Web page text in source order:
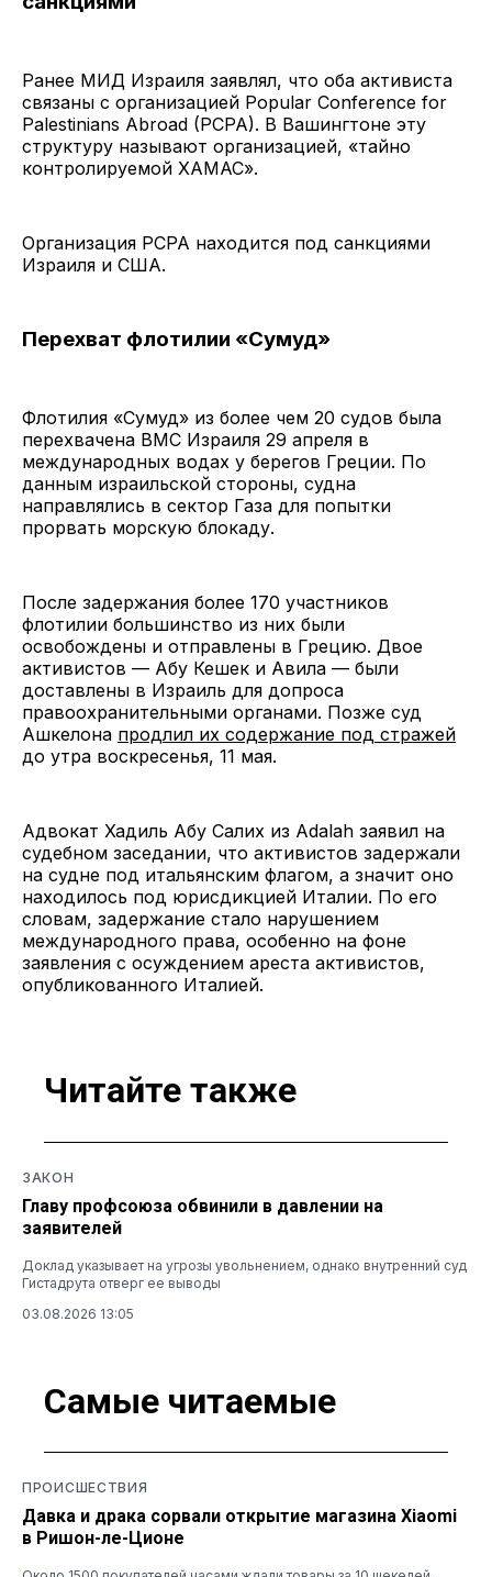
Ранее МИД Израиля заявлял, что оба активиста
связаны с организацией Popular Conference for
Palestinians Abroad (PCPA). В Вашингтоне эту
структуру называют организацией, «тайно
контролируемой ХАМАС».
Организация PCPA находится под санкциями
Израиля и США.
Перехват флотилии «Сумуд»
Флотилия «Сумуд» из более чем 20 судов была
перехвачена ВМС Израиля 29 апреля в
международных водах у берегов Греции. По
данным израильской стороны, судна
направлялись в сектор Газа для попытки
прорвать морскую блокаду.
После задержания более 170 участников
флотилии большинство из них были
освобождены и отправлены в Грецию. Двое
активистов — Абу Кешек и Авила — были
доставлены в Израиль для допроса
правоохранительными органами. Позже суд
Ашкелона продлил их содержание под стражей
до утра воскресенья, 11 мая.
Адвокат Хадиль Абу Салих из Adalah заявил на
судебном заседании, что активистов задержали
на судне под итальянским флагом, а значит оно
находилось под юрисдикцией Италии. По его
словам, задержание стало нарушением
международного права, особенно на фоне
заявления с осуждением ареста активистов,
опубликованного Италией.
Читайте также
ЗАКОН
Главу профсоюза обвинили в давлении на
заявителей
Доклад указывает на угрозы увольнением, однако внутренний суд
Гистадрута отверг ее выводы
03.08.2026 13:05
Самые читаемые
ПРОИСШЕСТВИЯ
Давка и драка сорвали открытие магазина Xiaomi
в Ришон-ле-Ционе